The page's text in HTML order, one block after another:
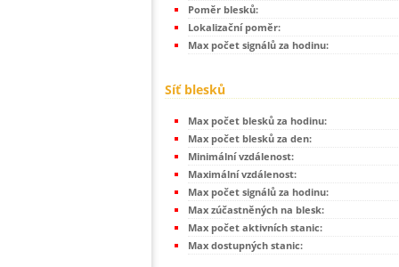
Poměr blesků:
Lokalizační poměr:
Max počet signálů za hodinu:
Síť blesků
Max počet blesků za hodinu:
Max počet blesků za den:
Minimální vzdálenost:
Maximální vzdálenost:
Max počet signálů za hodinu:
Max zúčastněných na blesk:
Max počet aktivních stanic:
Max dostupných stanic: